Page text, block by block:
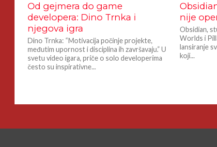
Od gejmera do game
developera: Dino Trnka i
njegova igra
Dino Trnka: “Motivacija počinje projekte,
međutim upornost i disciplina ih završavaju.” U
svetu video igara, priče o solo developerima
često su inspirativne...
nije
Obsidian,
Worlds i
lansiranje
koji...